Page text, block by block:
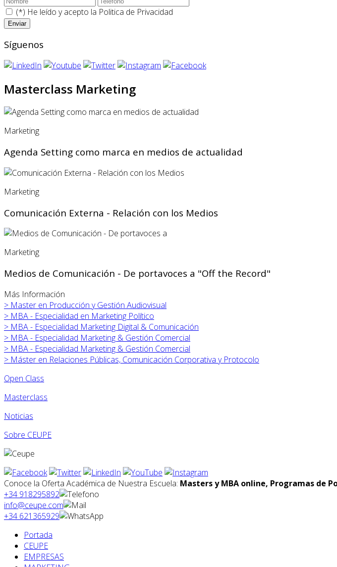
(*) He leído y acepto la Politica de Privacidad
Síguenos
Masterclass Marketing
Marketing
Agenda Setting como marca en medios de actualidad
Marketing
Comunicación Externa - Relación con los Medios
Marketing
Medios de Comunicación - De portavoces a "Off the Record"
Más Información
> Master en Producción y Gestión Audiovisual
> MBA - Especialidad en Marketing Político
> MBA - Especialidad Marketing Digital & Comunicación
> MBA - Especialidad Marketing & Gestión Comercial
> MBA - Especialidad Marketing & Gestión Comercial
> Máster en Relaciones Públicas, Comunicación Corporativa y Protocolo
Open Class
Masterclass
Noticias
Sobre CEUPE
Conoce la Oferta Académica de Nuestra Escuela: Masters y MBA online, Programas de
+34 918295892
info@ceupe.com
+34 621365929
Portada
CEUPE
EMPRESAS